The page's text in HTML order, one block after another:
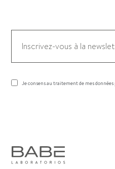
Je consens au traitement de mes